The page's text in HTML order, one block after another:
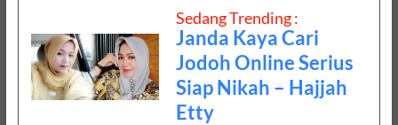
Sedang Trending :
Janda Kaya Cari
Jodoh Online Serius
Siap Nikah – Hajjah
Etty